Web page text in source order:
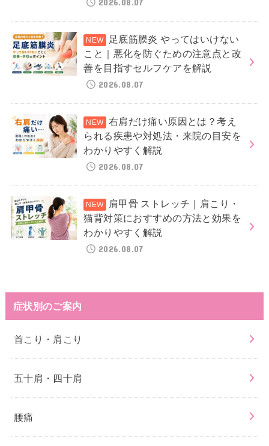
足底筋膜炎 やってはいけない
こと｜悪化を防ぐための注意点と改
善を目指すセルフケアを解説
2026.08.07
右肩だけ痛い原因とは？考え
られる疾患や対処法・来院の目安を
わかりやすく解説
2026.08.07
肩甲骨 ストレッチ｜肩こり・
猫背対策におすすめの方法と効果を
わかりやすく解説
2026.08.07
症状別のご案内
首こり・肩こり
五十肩・四十肩
腰痛